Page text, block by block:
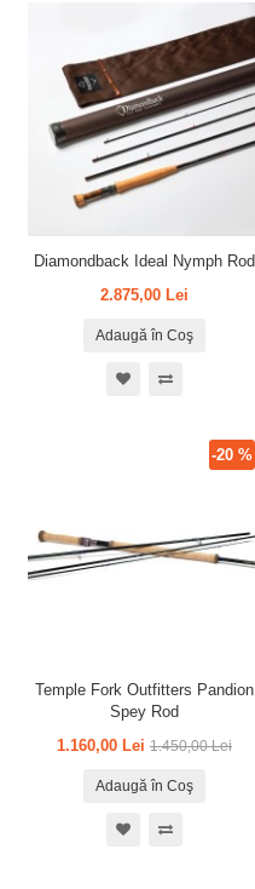
Diamondback Ideal Nymph Rod
2.875,00 Lei
Adaugă în Coş
Temple Fork Outfitters Pandion
Spey Rod
1.160,00 Lei 1.450,00 Lei
-20 %
Adaugă în Coş